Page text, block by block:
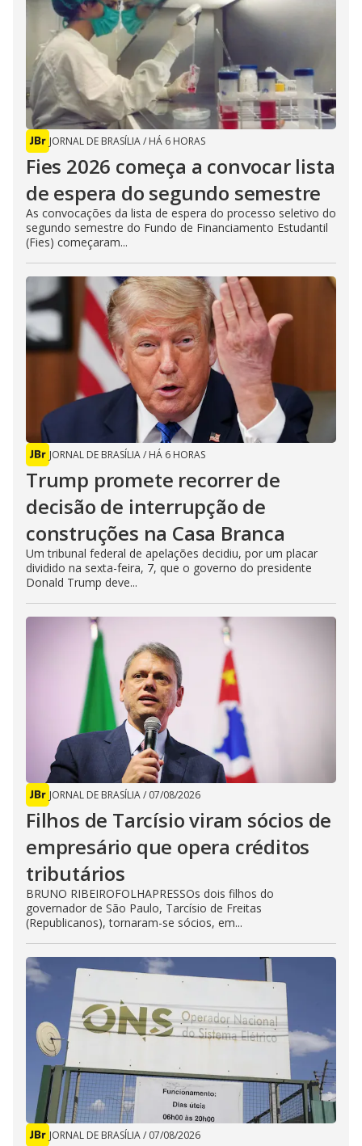
JORNAL DE BRASÍLIA/ HÁ 6 HORAS
Fies 2026 começa a convocar lista
de espera do segundo semestre
As convocações da lista de espera do processo seletivo do
segundo semestre do Fundo de Financiamento Estudantil
(Fies) começaram...
JORNAL DE BRASÍLIA/ HÁ 6 HORAS
Trump promete recorrer de
decisão de interrupção de
construções na Casa Branca
Um tribunal federal de apelações decidiu, por um placar
dividido na sexta-feira, 7, que o governo do presidente
Donald Trump deve...
JORNAL DE BRASÍLIA/ 07/08/2026
Filhos de Tarcísio viram sócios de
empresário que opera créditos
tributários
BRUNO RIBEIROFOLHAPRESSOs dois filhos do
governador de São Paulo, Tarcísio de Freitas
(Republicanos), tornaram-se sócios, em...
JORNAL DE BRASÍLIA/ 07/08/2026